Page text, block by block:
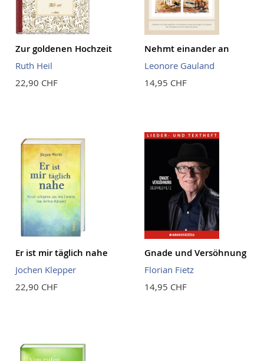
Zur goldenen Hochzeit
Ruth Heil
22,90 CHF
Nehmt einander an
Leonore Gauland
14,95 CHF
Er ist mir täglich nahe
Jochen Klepper
22,90 CHF
Gnade und Versöhnung
Florian Fietz
14,95 CHF